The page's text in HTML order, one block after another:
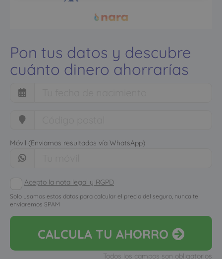
Pon tus datos y descubre
cuánto dinero ahorrarías
Móvil (Enviamos resultados vía WhatsApp)
Acepto la nota legal y RGPD
Solo usamos estos datos para calcular el precio del seguro, nunca te
enviaremos SPAM
CALCULA TU AHORRO
Todos los campos son obligatorios